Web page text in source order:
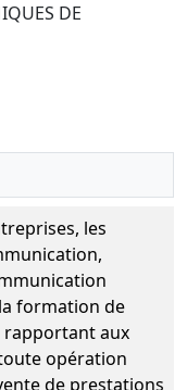
DE
les
formation de
rapportant aux
opération
de prestations